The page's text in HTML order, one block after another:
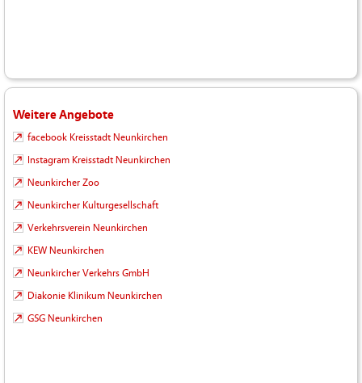
Weitere Angebote
facebook Kreisstadt Neunkirchen
Instagram Kreisstadt Neunkirchen
Neunkircher Zoo
Neunkircher Kulturgesellschaft
Verkehrsverein Neunkirchen
KEW Neunkirchen
Neunkircher Verkehrs GmbH
Diakonie Klinikum Neunkirchen
GSG Neunkirchen